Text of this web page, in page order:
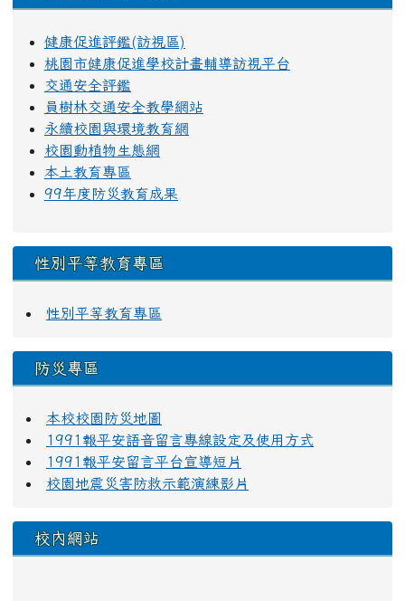
健康促進評鑑(訪視區)
桃園市健康促進學校計畫輔導訪視平台
交通安全評鑑
員樹林交通安全教學網站
永續校園與環境教育網
校園動植物生態網
本土教育專區
99年度防災教育成果
性別平等教育專區
性別平等教育專區
防災專區
本校校園防災地圖
1991報平安語音留言專線設定及使用方式
1991報平安留言平台宣導短片
校園地震災害防救示範演練影片
校內網站